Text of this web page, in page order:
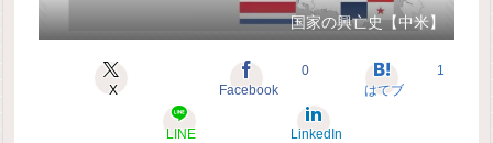
国家の興亡史【中米】
X Facebook
0
はてブ
1
LINE LinkedIn